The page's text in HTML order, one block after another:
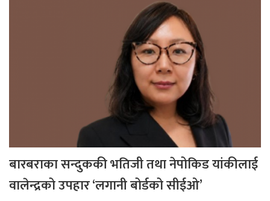
बारबराका सन्दुककी भतिजी तथा नेपोकिड यांकीलाई
वालेन्द्रको उपहार ‘लगानी बोर्डको सीईओ’